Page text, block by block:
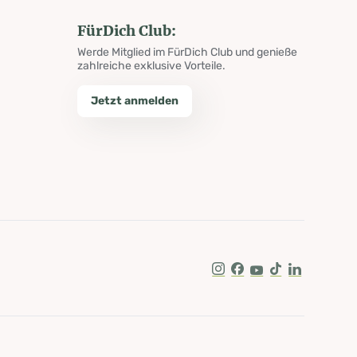
FürDich Club:
Werde Mitglied im FürDich Club und genieße
zahlreiche exklusive Vorteile.
Jetzt anmelden
Instagram
Facebook
Youtube
Tik TokLinkedIn